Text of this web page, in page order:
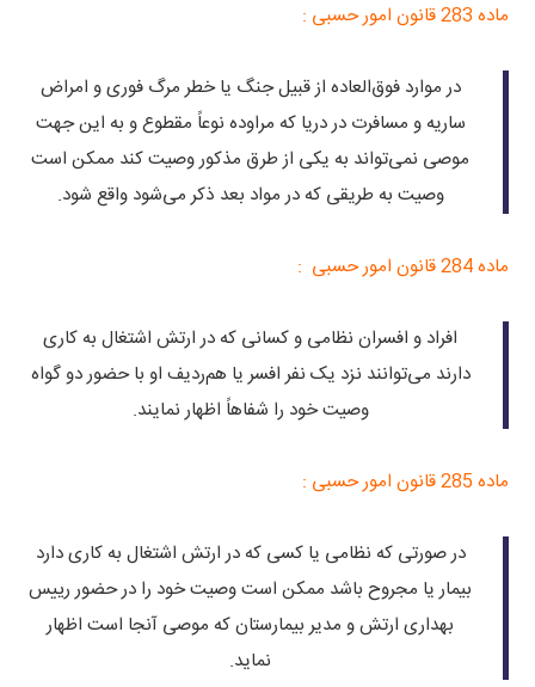
ماده 283 قانون امور حسبی :
در موارد فوق‌العاده از قبیل جنگ یا خطر مرگ فوری و امراض
ساریه و مسافرت در دریا که مراوده نوعاً مقطوع و به این جهت
موصی نمی‌تواند به یکی از طرق مذکور وصیت کند ممکن است
وصیت به طریقی که در مواد بعد ذکر می‌شود واقع شود.
ماده 284 قانون امور حسبی :
افراد و افسران نظامی و کسانی که در ارتش اشتغال به کاری
دارند می‌توانند نزد یک نفر افسر یا هم‌ردیف او با حضور دو گواه
وصیت خود را شفاهاً اظهار نمایند.
ماده 285 قانون امور حسبی :
در صورتی که نظامی یا کسی که در ارتش اشتغال به کاری دارد
بیمار یا مجروح باشد ممکن است وصیت خود را در حضور رییس‌
بهداری ارتش و مدیر بیمارستان که موصی آنجا است اظهار
نماید.